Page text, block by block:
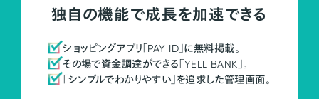
独自の機能で成長を加速できる
ショッピングアプリ「PAY ID」に無料掲載。
その場で資金調達ができる「YELL BANK」。
「シンプルでわかりやすい」を追求した管理画面。